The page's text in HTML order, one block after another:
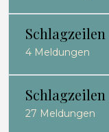
Schlagzeilen
4 Meldungen
Schlagzeilen
27 Meldungen